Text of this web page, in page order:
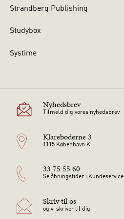
Strandberg Publishing
Studybox
Systime
Nyhedsbrev
Tilmeld dig vores nyhedsbrev
Klareboderne 3
1115 København K
33 75 55 60
Se åbningstider i Kundeservice
Skriv til os
og vi skriver til dig